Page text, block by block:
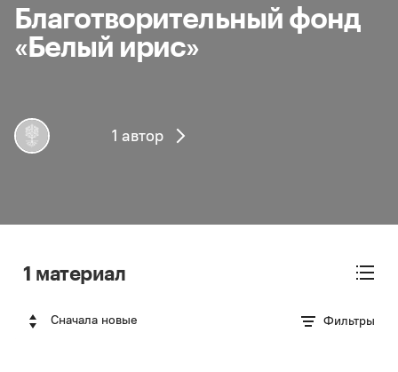
Благотворительный фонд
«Белый ирис»
1 автор
1 материал
Сначала новые Фильтры